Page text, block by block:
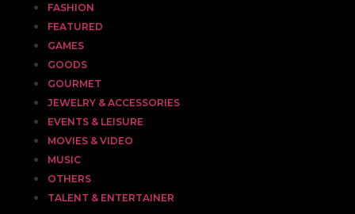
FASHION
FEATURED
GAMES
GOODS
GOURMET
JEWELRY & ACCESSORIES
EVENTS & LEISURE
MOVIES & VIDEO
MUSIC
OTHERS
TALENT & ENTERTAINER